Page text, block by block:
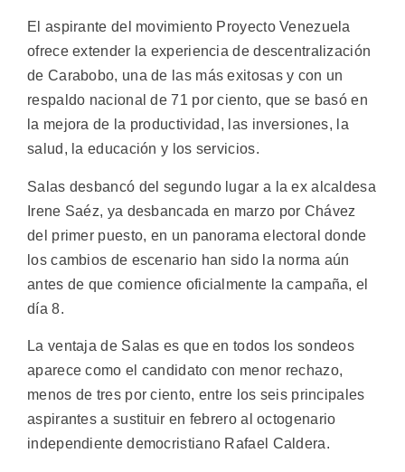
El aspirante del movimiento Proyecto Venezuela
ofrece extender la experiencia de descentralización
de Carabobo, una de las más exitosas y con un
respaldo nacional de 71 por ciento, que se basó en
la mejora de la productividad, las inversiones, la
salud, la educación y los servicios.
Salas desbancó del segundo lugar a la ex alcaldesa
Irene Saéz, ya desbancada en marzo por Chávez
del primer puesto, en un panorama electoral donde
los cambios de escenario han sido la norma aún
antes de que comience oficialmente la campaña, el
día 8.
La ventaja de Salas es que en todos los sondeos
aparece como el candidato con menor rechazo,
menos de tres por ciento, entre los seis principales
aspirantes a sustituir en febrero al octogenario
independiente democristiano Rafael Caldera.